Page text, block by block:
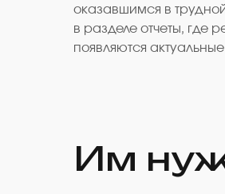
оказавшимся в
в разделе отчеты, где
появляются
Им